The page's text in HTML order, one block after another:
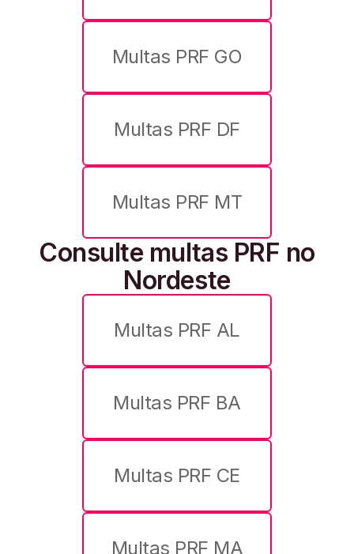
licenciamento
Multas PRF GO
Multas PRF DF
Multas PRF MT
Consulte multas PRF no
Nordeste
Multas PRF AL
Multas PRF BA
Multas PRF CE
Multas PRF MA